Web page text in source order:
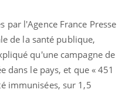
par l'Agence France Presse
de la santé publique,
qu'une campagne de
dans le pays, et que « 451
immunisées, sur 1,5